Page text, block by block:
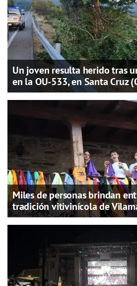
Un joven resulta herido tras
en la OU-533, en Santa Cruz
Miles de personas brindan
tradición vitivinícola de